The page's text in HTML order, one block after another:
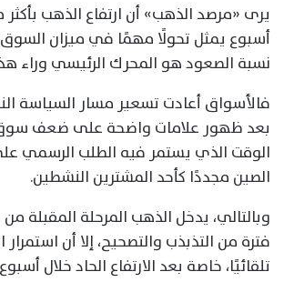
أسبوع يمثل تحولًا مهمًا في ميزان
نسبة الصعود هو المحرك الرئيسي وراء
فالأسواق أعادت تسعير مسار السياسة
بعد ظهور علامات واضحة على ضعف
الوقت الذي يستمر فيه الطلب الرسمي
الصين مجددًا كأحد المشترين النشطين.
وبالتالي، يدخل الذهب المرحلة المقبلة
فترة من التذبذب والتصحيح، إلا أن
تلقائيًا، خاصة بعد الارتفاع الحاد خلال